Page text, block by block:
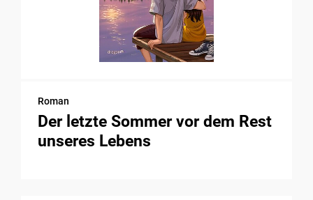
Roman
Der letzte Sommer vor dem Rest
unseres Lebens